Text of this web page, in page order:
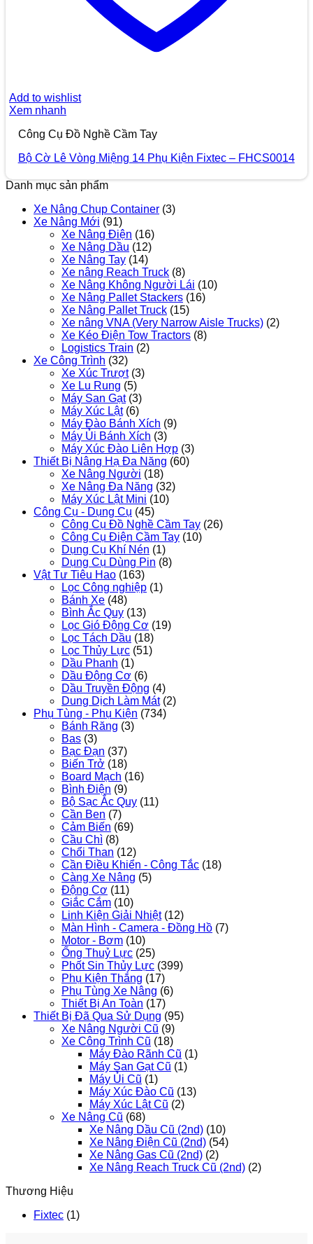
Add to wishlist
Xem nhanh
Công Cụ Đồ Nghề Cầm Tay
Bộ Cờ Lê Vòng Miệng 14 Phụ Kiện Fixtec – FHCS0014
Danh mục sản phẩm
Xe Nâng Chụp Container (3)
Xe Nâng Mới (91)
Xe Nâng Điện (16)
Xe Nâng Dầu (12)
Xe Nâng Tay (14)
Xe nâng Reach Truck (8)
Xe Nâng Không Người Lái (10)
Xe Nâng Pallet Stackers (16)
Xe Nâng Pallet Truck (15)
Xe nâng VNA (Very Narrow Aisle Trucks) (2)
Xe Kéo Điện Tow Tractors (8)
Logistics Train (2)
Xe Công Trình (32)
Xe Xúc Trượt (3)
Xe Lu Rung (5)
Máy San Gạt (3)
Máy Xúc Lật (6)
Máy Đào Bánh Xích (9)
Máy Ủi Bánh Xích (3)
Máy Xúc Đào Liên Hợp (3)
Thiết Bị Nâng Hạ Đa Năng (60)
Xe Nâng Người (18)
Xe Nâng Đa Năng (32)
Máy Xúc Lật Mini (10)
Công Cụ - Dụng Cụ (45)
Công Cụ Đồ Nghề Cầm Tay (26)
Công Cụ Điện Cầm Tay (10)
Dụng Cụ Khí Nén (1)
Dụng Cụ Dùng Pin (8)
Vật Tư Tiêu Hao (163)
Lọc Công nghiệp (1)
Bánh Xe (48)
Bình Ắc Quy (13)
Lọc Gió Động Cơ (19)
Lọc Tách Dầu (18)
Lọc Thủy Lực (51)
Dầu Phanh (1)
Dầu Động Cơ (6)
Dầu Truyền Động (4)
Dung Dịch Làm Mát (2)
Phụ Tùng - Phụ Kiện (734)
Bánh Răng (3)
Bas (3)
Bạc Đạn (37)
Biến Trở (18)
Board Mạch (16)
Bình Điện (9)
Bộ Sạc Ắc Quy (11)
Cần Ben (7)
Cảm Biến (69)
Cầu Chì (8)
Chổi Than (12)
Cần Điều Khiển - Công Tắc (18)
Càng Xe Nâng (5)
Động Cơ (11)
Giắc Cắm (10)
Linh Kiện Giải Nhiệt (12)
Màn Hình - Camera - Đồng Hồ (7)
Motor - Bơm (10)
Ống Thuỷ Lực (25)
Phốt Sin Thủy Lực (399)
Phụ Kiện Thắng (17)
Phụ Tùng Xe Nâng (6)
Thiết Bị An Toàn (17)
Thiết Bị Đã Qua Sử Dụng (95)
Xe Nâng Người Cũ (9)
Xe Công Trình Cũ (18)
Máy Đào Rãnh Cũ (1)
Máy San Gạt Cũ (1)
Máy Ủi Cũ (1)
Máy Xúc Đào Cũ (13)
Máy Xúc Lật Cũ (2)
Xe Nâng Cũ (68)
Xe Nâng Dầu Cũ (2nd) (10)
Xe Nâng Điện Cũ (2nd) (54)
Xe Nâng Gas Cũ (2nd) (2)
Xe Nâng Reach Truck Cũ (2nd) (2)
Thương Hiệu
Fixtec (1)